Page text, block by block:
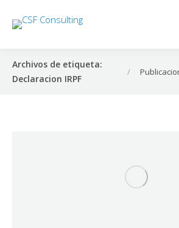
Archivos de etiqueta:
Declaracion IRPF